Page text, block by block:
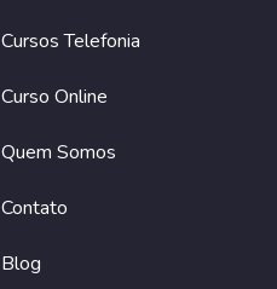
Cursos Telefonia
Curso Online
Quem Somos
Contato
Blog